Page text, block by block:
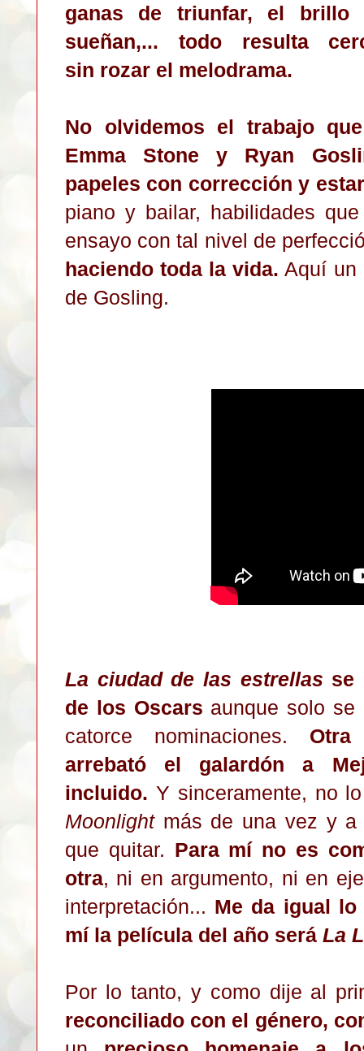
ganas de triunfar, el brillo
sueñan,... todo resulta
sin rozar el melodrama.
No olvidemos el trabajo
Emma Stone y Ryan
papeles con corrección y
piano y bailar, habilidades
ensayo con tal nivel de
haciendo toda la vida. Aquí un
de Gosling.
La ciudad de las estrellas se
de los Oscars aunque solo
catorce nominaciones. Otra
arrebató el galardón a
incluido. Y sinceramente, no
Moonlightmás de una vez y a
que quitar. Para mí no es
otra, ni en argumento, ni en
interpretación... Me da igual lo
mí la película del año será La
Por lo tanto, y como dije al
reconciliado con el género,